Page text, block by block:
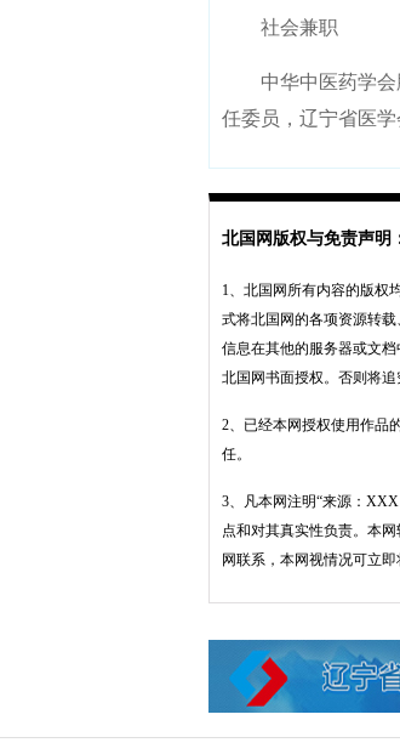
社会兼职
中华中医药学会脾
任委员，辽宁省医
北国网版权与免责声明
1、北国网所有内容的版权
式将北国网的各项资源转
信息在其他的服务器或文
北国网书面授权。否则将追
2、已经本网授权使用作品
任。
3、凡本网注明“来源：
点和对其真实性负责。本
网联系，本网视情况可立即